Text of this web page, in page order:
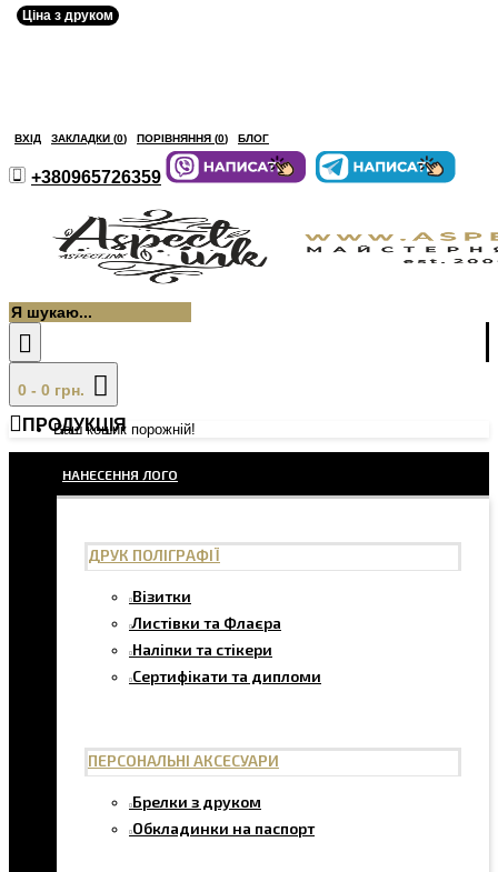
ВХІД ЗАКЛАДКИ (0) ПОРІВНЯННЯ (0) БЛОГ
+380965726359
0 - 0 грн.
Ваш кошик порожній!
ПРОДУКЦІЯ
НАНЕСЕННЯ ЛОГО
ДРУК ПОЛІГРАФІЇ
Візитки
Листівки та Флаєра
Наліпки та стікери
Сертифікати та дипломи
ПЕРСОНАЛЬНІ АКСЕСУАРИ
Брелки з друком
Обкладинки на паспорт
Ціна з друком